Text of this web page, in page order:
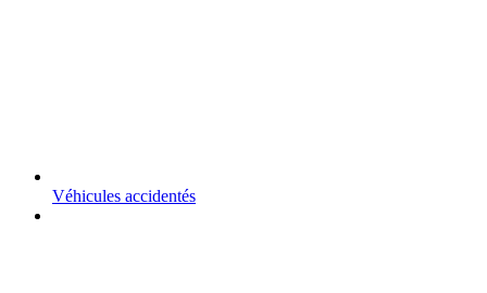
Véhicules accidentés